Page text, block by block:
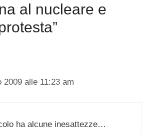
al nucleare e
2009 alle 11:23 am
ha alcune inesattezze…